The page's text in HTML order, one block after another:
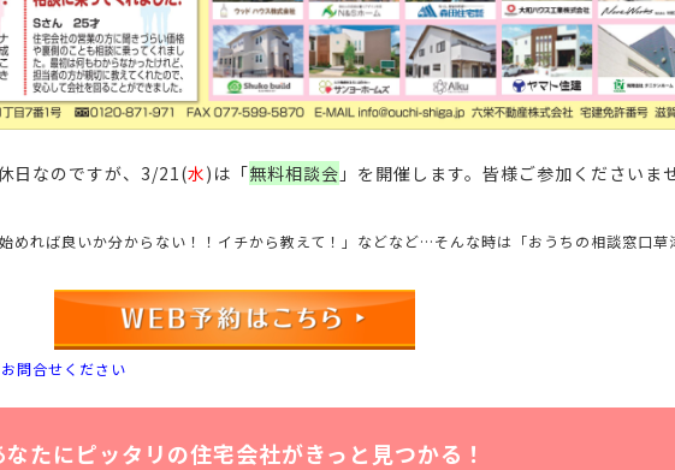
日なのですが、 3/21(水)は「無料相談会 」を開催します。皆様ご参加くださいませ
めれば良いか分からない！！イチから教えて！」などなど…そんな時は「おうちの相談窓口草
問合せください
なたにピッタリの住宅会社がきっと見つかる！